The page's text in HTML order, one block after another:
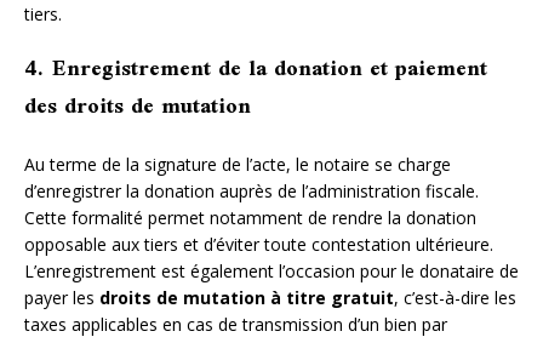
tiers.
4. Enregistrement de la donation et paiement
des droits de mutation
Au terme de la signature de l’acte, le notaire se charge
d’enregistrer la donation auprès de l’administration fiscale.
Cette formalité permet notamment de rendre la donation
opposable aux tiers et d’éviter toute contestation ultérieure.
L’enregistrement est également l’occasion pour le donataire de
payer les droits de mutation à titre gratuit, c’est-à-dire les
taxes applicables en cas de transmission d’un bien par